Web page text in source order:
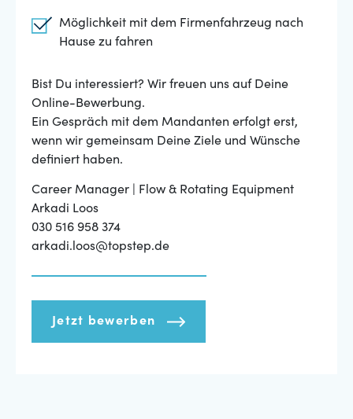
Möglichkeit mit dem Firmenfahrzeug nach
Hause zu fahren
Bist Du interessiert? Wir freuen uns auf Deine
Online-Bewerbung.
Ein Gespräch mit dem Mandanten erfolgt erst,
wenn wir gemeinsam Deine Ziele und Wünsche
definiert haben.
Career Manager | Flow & Rotating Equipment
Arkadi Loos
030 516 958 374
arkadi.loos@topstep.de
Jetzt bewerben